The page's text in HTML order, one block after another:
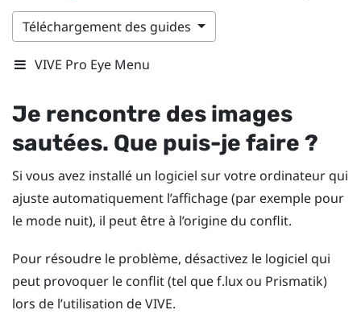
Téléchargement des guides
VIVE Pro Eye Menu
Je rencontre des images
sautées. Que puis-je faire ?
Si vous avez installé un logiciel sur votre ordinateur qui
ajuste automatiquement l’affichage (par exemple pour
le mode nuit), il peut être à l’origine du conflit.
Pour résoudre le problème, désactivez le logiciel qui
peut provoquer le conflit (tel quef.lux ou Prismatik)
lors de l’utilisation deVIVE.